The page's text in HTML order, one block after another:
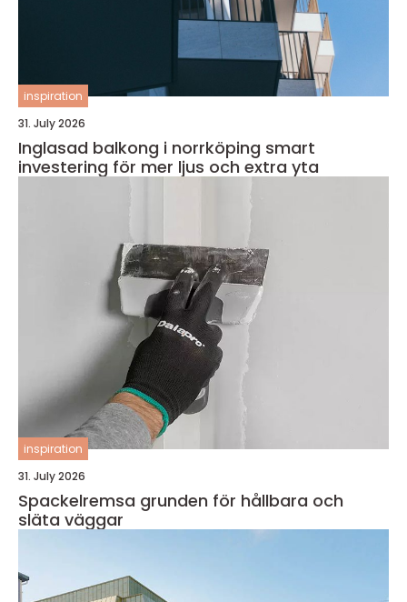
inspiration
31. July 2026
Inglasad balkong i norrköping smart
investering för mer ljus och extra yta
inspiration
31. July 2026
Spackelremsa grunden för hållbara och
släta väggar